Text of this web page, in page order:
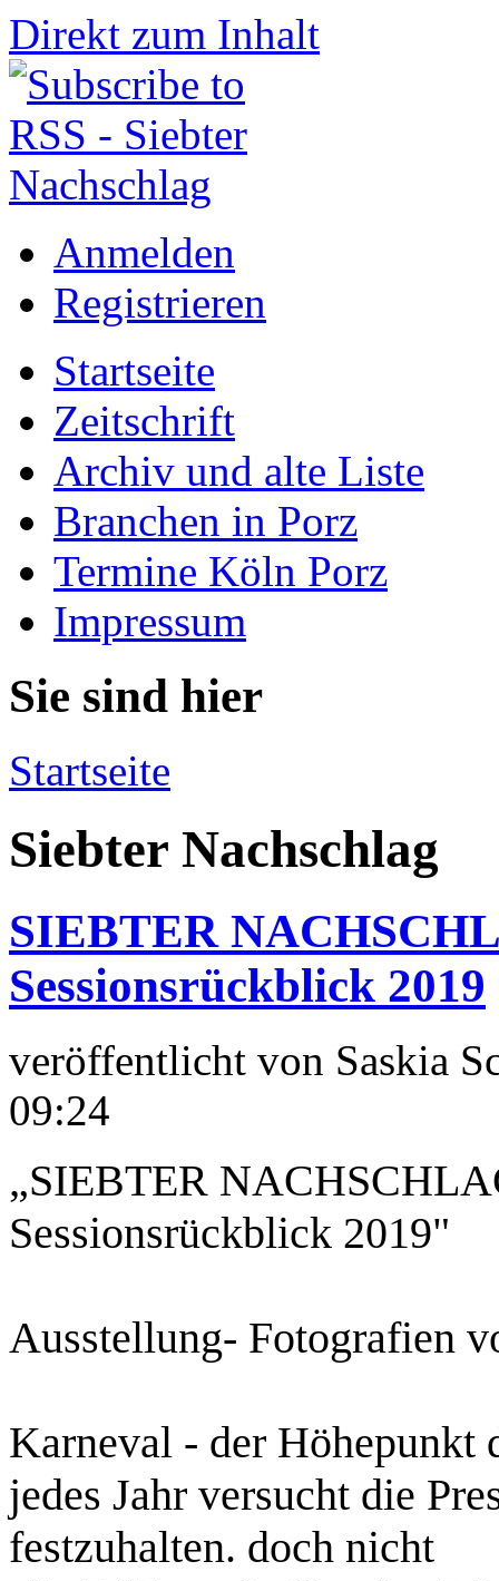
Direkt zum Inhalt
Anmelden
Registrieren
Startseite
Zeitschrift
Archiv und alte Liste
Branchen in Porz
Termine Köln Porz
Impressum
Sie sind hier
Startseite
Siebter Nachschlag
SIEBTER
Sessionsrückblick 2019
veröffentlicht von Saskia
09:24
„SIEBTER
Sessionsrückblick 2019"
Ausstellung- Fotografien
Karneval - der Höhepunkt
jedes Jahr versucht die
festzuhalten. doch nicht